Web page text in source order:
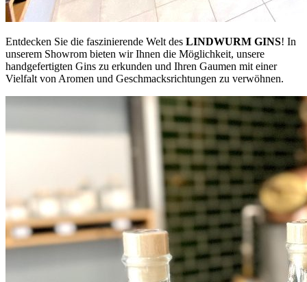
Entdecken Sie die faszinierende Welt des LINDWURM GINS! In
unserem Showrom bieten wir Ihnen die Möglichkeit, unsere
handgefertigten Gins zu erkunden und Ihren Gaumen mit einer
Vielfalt von Aromen und Geschmacksrichtungen zu verwöhnen.